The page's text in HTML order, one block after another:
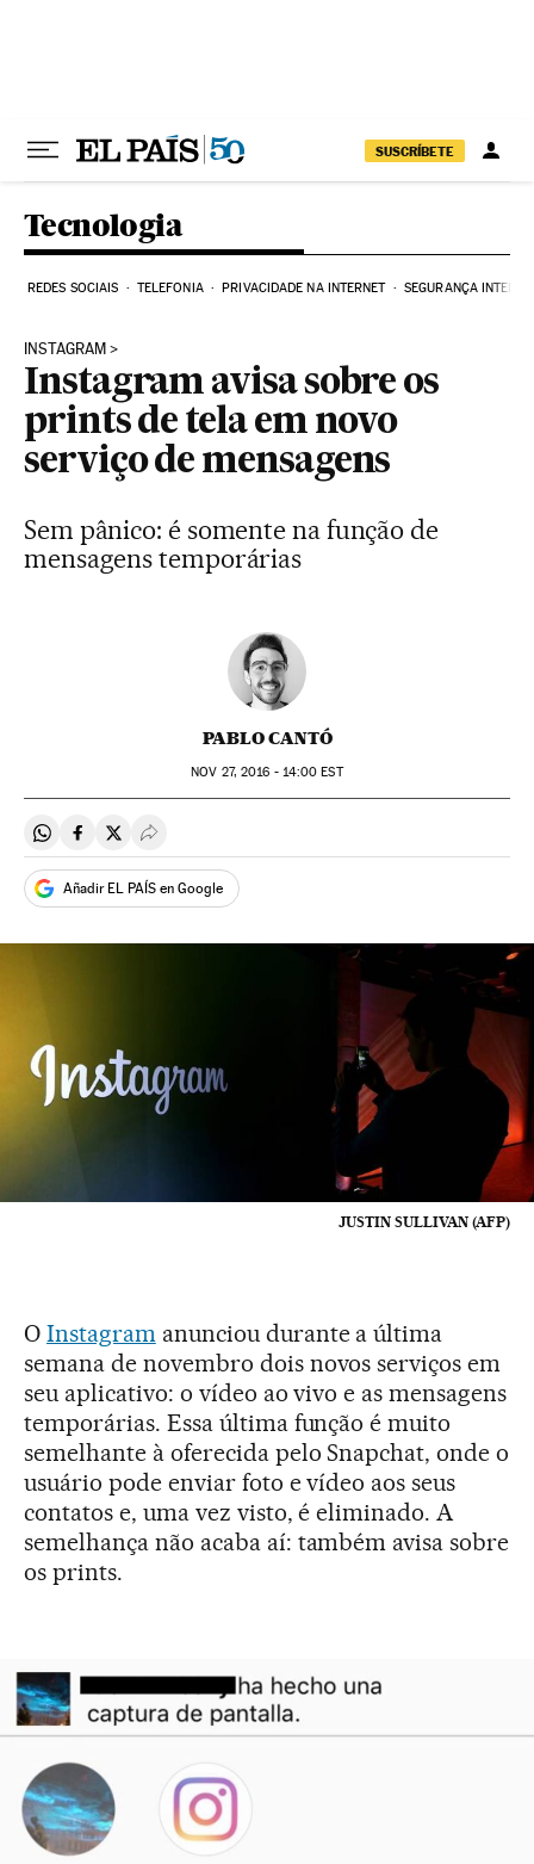
SUSCRÍBETE
Tecnologia
REDES SOCIAIS TELEFONIA PRIVACIDADE NA INTERNET SEGURANÇA
INSTAGRAM
Instagram avisa sobre os
prints de tela em novo
serviço de mensagens
Sem pânico: é somente na função de
mensagens temporárias
PABLO CANTÓ
NOV 27, 2016 - 14:00 EST
Compartir en Whatsapp
Compartir en Facebook
Compartir en Twitter
Desplegar Redes Sociales
Añadir EL PAÍS en Google
JUSTIN SULLIVAN (AFP)
O Instagramanunciou durante a última
semana de novembro dois novos serviços em
seu aplicativo: o vídeo ao vivo e as mensagens
temporárias. Essa última função é muito
semelhante à oferecida pelo Snapchat, onde o
usuário pode enviar foto e vídeo aos seus
contatos e, uma vez visto, é eliminado. A
semelhança não acaba aí: também avisa sobre
os prints.